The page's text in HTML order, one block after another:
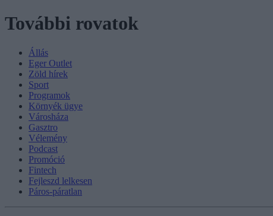
További rovatok
Állás
Eger Outlet
Zöld hírek
Sport
Programok
Környék ügye
Városháza
Gasztro
Vélemény
Podcast
Promóció
Fintech
Fejleszd lelkesen
Páros-páratlan